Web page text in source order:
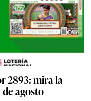
2893: mira la
agosto